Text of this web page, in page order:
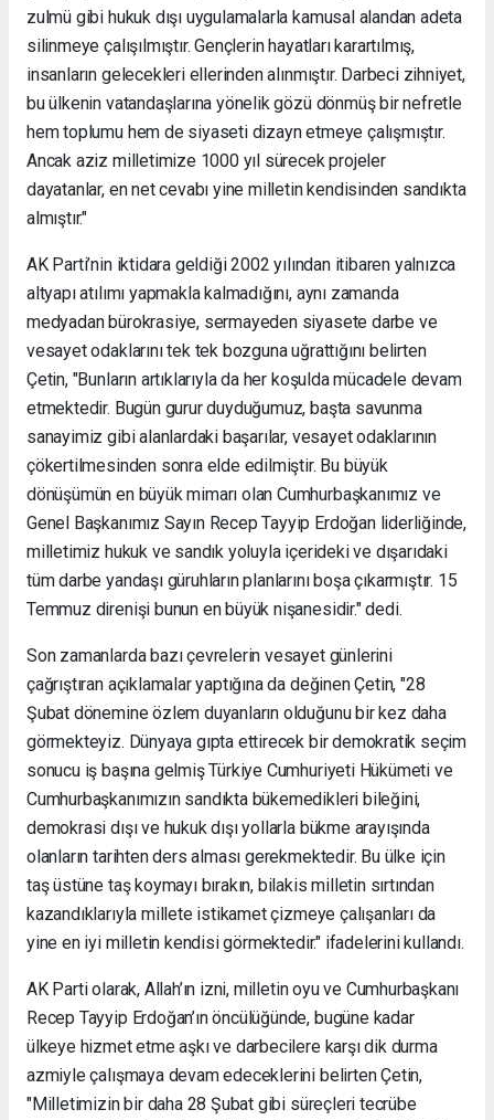
zulmü gibi hukuk dışı uygulamalarla kamusal alandan adeta
silinmeye çalışılmıştır. Gençlerin hayatları karartılmış,
insanların gelecekleri ellerinden alınmıştır. Darbeci zihniyet,
bu ülkenin vatandaşlarına yönelik gözü dönmüş bir nefretle
hem toplumu hem de siyaseti dizayn etmeye çalışmıştır.
Ancak aziz milletimize 1000 yıl sürecek projeler
dayatanlar, en net cevabı yine milletin kendisinden sandıkta
almıştır."
AK Parti’nin iktidara geldiği 2002 yılından itibaren yalnızca
altyapı atılımı yapmakla kalmadığını, aynı zamanda
medyadan bürokrasiye, sermayeden siyasete darbe ve
vesayet odaklarını tek tek bozguna uğrattığını belirten
Çetin, "Bunların artıklarıyla da her koşulda mücadele devam
etmektedir. Bugün gurur duyduğumuz, başta savunma
sanayimiz gibi alanlardaki başarılar, vesayet odaklarının
çökertilmesinden sonra elde edilmiştir. Bu büyük
dönüşümün en büyük mimarı olan Cumhurbaşkanımız ve
Genel Başkanımız Sayın Recep Tayyip Erdoğan liderliğinde,
milletimiz hukuk ve sandık yoluyla içerideki ve dışarıdaki
tüm darbe yandaşı güruhların planlarını boşa çıkarmıştır. 15
Temmuz direnişi bunun en büyük nişanesidir." dedi.
Son zamanlarda bazı çevrelerin vesayet günlerini
çağrıştıran açıklamalar yaptığına da değinen Çetin, "28
Şubat dönemine özlem duyanların olduğunu bir kez daha
görmekteyiz. Dünyaya gıpta ettirecek bir demokratik seçim
sonucu iş başına gelmiş Türkiye Cumhuriyeti Hükümeti ve
Cumhurbaşkanımızın sandıkta bükemedikleri bileğini,
demokrasi dışı ve hukuk dışı yollarla bükme arayışında
olanların tarihten ders alması gerekmektedir. Bu ülke için
taş üstüne taş koymayı bırakın, bilakis milletin sırtından
kazandıklarıyla millete istikamet çizmeye çalışanları da
yine en iyi milletin kendisi görmektedir." ifadelerini kullandı.
AK Parti olarak, Allah’ın izni, milletin oyu ve Cumhurbaşkanı
Recep Tayyip Erdoğan’ın öncülüğünde, bugüne kadar
ülkeye hizmet etme aşkı ve darbecilere karşı dik durma
azmiyle çalışmaya devam edeceklerini belirten Çetin,
"Milletimizin bir daha 28 Şubat gibi süreçleri tecrübe